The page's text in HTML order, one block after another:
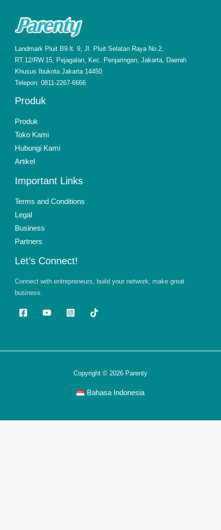
Landmark Pluit B9 lt. 9, Jl. Pluit Selatan Raya No.2,
RT.12/RW.15, Pejagalan, Kec. Penjaringan, Jakarta, Daerah
Khusus Ibukota Jakarta 14450
Telepon: 0811-2267-6666
Produk
Produk
Toko Kami
Hubungi Kami
Artikel
Important Links
Terms and Conditions
Legal
Business
Partners
Let’s Connect!
Connect with entrepreneurs, build your network, make great
business.
Copyright © 2026 Parenty
Bahasa Indonesia